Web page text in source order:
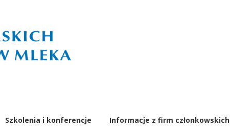
Szkolenia i konferencje Informacje z firm członkowskich